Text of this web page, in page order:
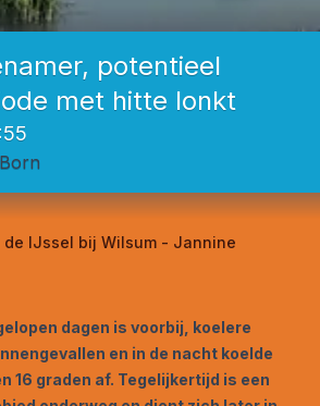
potentieel
met hitte lonkt
de IJssel bij Wilsum - Jannine
dagen is voorbij, koelere
en in de nacht koelde
16 graden af. Tegelijkertijd is een